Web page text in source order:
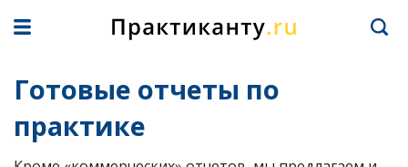
Готовые отчеты по
практике